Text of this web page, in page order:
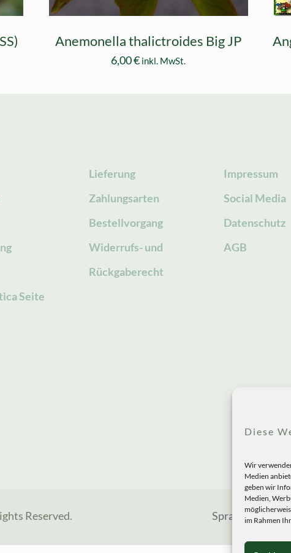
Diese
Wir
Medien
geben wir
Medien,
im Rahmen
Anemonella thalictroides Big JP
6,00€ inkl. MwSt.
Seite
Lieferung
Zahlungsarten
Bestellvorgang
Widerrufs- und
Rückgaberecht
Impressum
Social Media
Datenschutz
AGB
Reserved. Sprachen